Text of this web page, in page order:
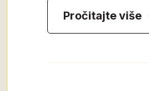
Pročitajte više